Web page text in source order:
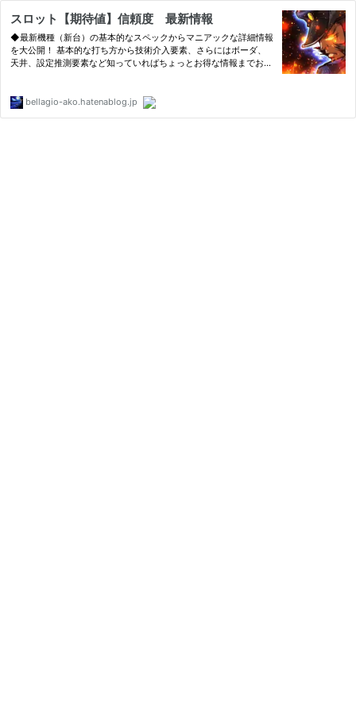
スロット【期待値】信頼度 最新情報
◆最新機種（新台）の基本的なスペックからマニアックな詳細情報
を大公開！ 基本的な打ち方から技術介入要素、さらにはボーダ、
天井、設定推測要素など知っていればちょっとお得な情報までお届
bellagio-ako.hatenablog.jp